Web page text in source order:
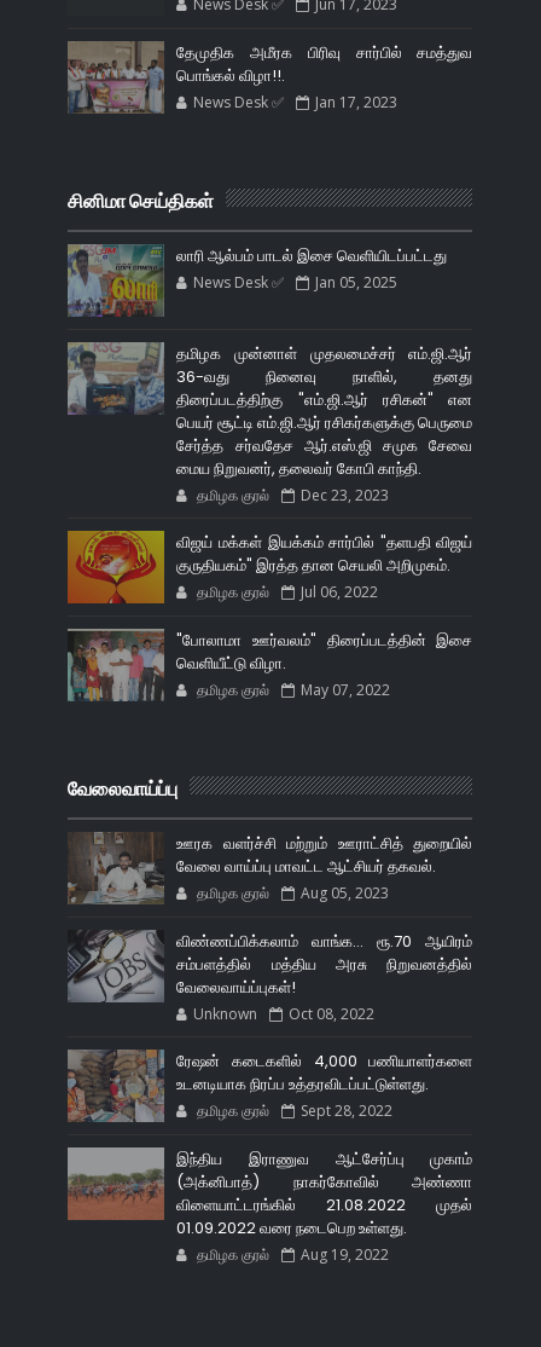
News Desk ✅ Jun 17, 2023
தேமுதிக அமீரக பிரிவு சார்பில் சமத்துவ
பொங்கல் விழா!!.
News Desk ✅ Jan 17, 2023
சினிமா செய்திகள்
லாரி ஆல்பம் பாடல் இசை வெளியிடப்பட்டது
News Desk ✅ Jan 05, 2025
தமிழக முன்னாள் முதலமைச்சர் எம்.ஜி.ஆர்
36-வது நினைவு நாளில், தனது
திரைப்படத்திற்கு "எம்.ஜி.ஆர் ரசிகன்" என
பெயர் சூட்டி எம்.ஜி.ஆர் ரசிகர்களுக்கு பெருமை
சேர்த்த சர்வதேச ஆர்.எஸ்.ஜி சமுக சேவை
மைய நிறுவனர், தலைவர் கோபி காந்தி.
தமிழக குரல் Dec 23, 2023
விஜய் மக்கள் இயக்கம் சார்பில் "தளபதி விஜய்
குருதியகம்" இரத்த தான செயலி அறிமுகம்.
தமிழக குரல் Jul 06, 2022
"போலாமா ஊர்வலம்" திரைப்படத்தின் இசை
வெளியீட்டு விழா.
தமிழக குரல் May 07, 2022
வேலைவாய்ப்பு
ஊரக வளர்ச்சி மற்றும் ஊராட்சித் துறையில்
வேலை வாய்ப்பு மாவட்ட ஆட்சியர் தகவல்.
தமிழக குரல் Aug 05, 2023
விண்ணப்பிக்கலாம் வாங்க... ரூ.70 ஆயிரம்
சம்பளத்தில் மத்திய அரசு நிறுவனத்தில்
வேலைவாய்ப்புகள்!
Unknown Oct 08, 2022
ரேஷன் கடைகளில் 4,000 பணியாளர்களை
உடனடியாக நிரப்ப உத்தரவிடப்பட்டுள்ளது.
தமிழக குரல் Sept 28, 2022
இந்திய இராணுவ ஆட்சேர்ப்பு முகாம்
(அக்னிபாத்) நாகர்கோவில் அண்ணா
விளையாட்டரங்கில் 21.08.2022 முதல்
01.09.2022 வரை நடைபெற உள்ளது.
தமிழக குரல் Aug 19, 2022